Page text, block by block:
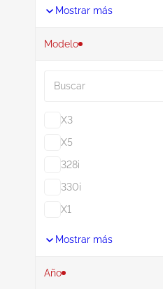
Mostrar más
Modelo
X3
X5
328i
330i
X1
Mostrar más
Año